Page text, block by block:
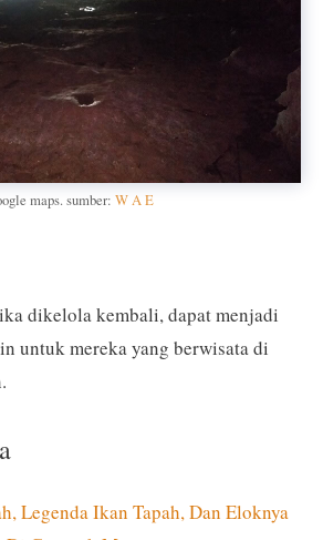
maps. sumber: W A E
dikelola kembali, dapat menjadi
untuk mereka yang berwisata di
Legenda Ikan Tapah, Dan Eloknya